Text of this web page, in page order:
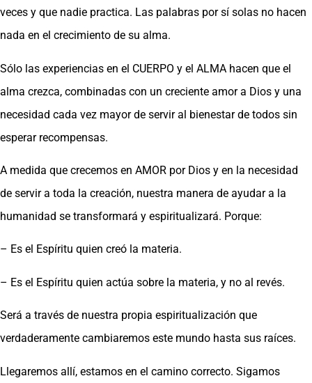
veces y que nadie practica. Las palabras por sí solas no hacen
nada en el crecimiento de su alma.
Sólo las experiencias en el CUERPO y el ALMA hacen que el
alma crezca, combinadas con un creciente amor a Dios y una
necesidad cada vez mayor de servir al bienestar de todos sin
esperar recompensas.
A medida que crecemos en AMOR por Dios y en la necesidad
de servir a toda la creación, nuestra manera de ayudar a la
humanidad se transformará y espiritualizará. Porque:
– Es el Espíritu quien creó la materia.
– Es el Espíritu quien actúa sobre la materia, y no al revés.
Será a través de nuestra propia espiritualización que
verdaderamente cambiaremos este mundo hasta sus raíces.
Llegaremos allí, estamos en el camino correcto. Sigamos